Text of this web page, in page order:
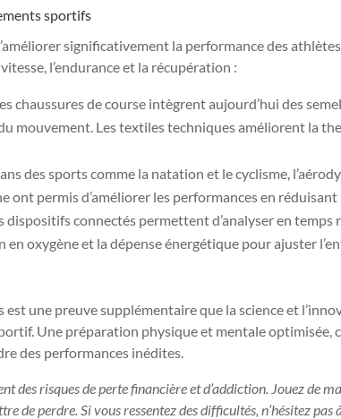
sportifs
significativement la performance des
l’endurance et la récupération :
chaussures de course intègrent aujourd’hui des
mouvement. Les textiles techniques améliorent la
des sports comme la natation et le cyclisme,
ont permis d’améliorer les performances en réduisant
connectés permettent d’analyser en temps
oxygène et la dépense énergétique pour ajuster
une preuve supplémentaire que la science et
Une préparation physique et mentale optimisée,
des performances inédites.
des risques de perte financière et d’addiction. Jouez de
de perdre. Si vous ressentez des difficultés, n’hésitez pas